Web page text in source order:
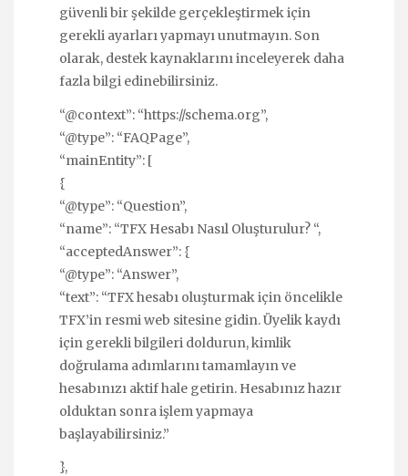
güvenli bir şekilde gerçekleştirmek için
gerekli ayarları yapmayı unutmayın. Son
olarak, destek kaynaklarını inceleyerek daha
fazla bilgi edinebilirsiniz.
“@context”: “https://schema.org”,
“@type”: “FAQPage”,
“mainEntity”: [
{
“@type”: “Question”,
“name”: “TFX Hesabı Nasıl Oluşturulur? “,
“acceptedAnswer”: {
“@type”: “Answer”,
“text”: “TFX hesabı oluşturmak için öncelikle
TFX’in resmi web sitesine gidin. Üyelik kaydı
için gerekli bilgileri doldurun, kimlik
doğrulama adımlarını tamamlayın ve
hesabınızı aktif hale getirin. Hesabınız hazır
olduktan sonra işlem yapmaya
başlayabilirsiniz.”
},